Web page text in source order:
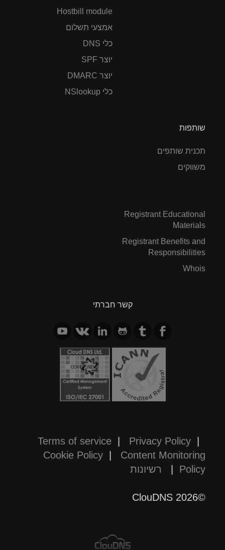
Hostbill module
אמצעי תשלום
כלי DNS
יוצר SPF
יוצר DMARC
כלי NSlookup
שותפות
תכנית שותפים
משווקים
Registrant Educational
Materials
Registrant Benefits and
Responsibilities
Whois
קשר חברתי
Terms of service | Privacy Policy |
Cookie Policy | Content Monitoring
Policy
| רשיונות
©2026 ClouDNS